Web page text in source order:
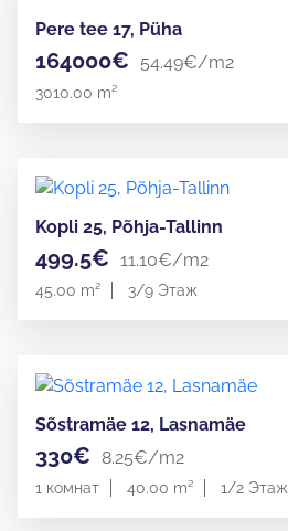
Pere tee 17, Püha
164000€ 54.49€/m2
3010.00 m²
Kopli 25, Põhja-Tallinn
499.5€ 11.10€/m2
45.00 m² 3/9 Этаж
Sõstramäe 12, Lasnamäe
330€ 8.25€/m2
1 комнат 40.00 m² 1/2 Этаж